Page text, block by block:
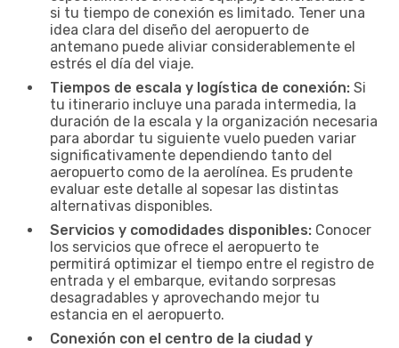
si tu tiempo de conexión es limitado. Tener una
idea clara del diseño del aeropuerto de
antemano puede aliviar considerablemente el
estrés el día del viaje.
Tiempos de escala y logística de conexión: Si
tu itinerario incluye una parada intermedia, la
duración de la escala y la organización necesaria
para abordar tu siguiente vuelo pueden variar
significativamente dependiendo tanto del
aeropuerto como de la aerolínea. Es prudente
evaluar este detalle al sopesar las distintas
alternativas disponibles.
Servicios y comodidades disponibles: Conocer
los servicios que ofrece el aeropuerto te
permitirá optimizar el tiempo entre el registro de
entrada y el embarque, evitando sorpresas
desagradables y aprovechando mejor tu
estancia en el aeropuerto.
Conexión con el centro de la ciudad y